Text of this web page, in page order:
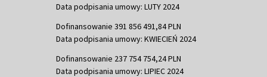
Data podpisania umowy: LUTY 2024
Dofinansowanie 391 856 491,84 PLN
Data podpisania umowy: KWIECIEŃ 2024
Dofinansowanie 237 754 754,24 PLN
Data podpisania umowy: LIPIEC 2024